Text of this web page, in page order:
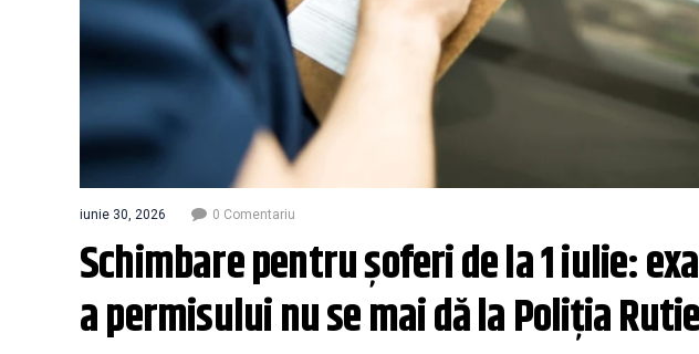
iunie 30, 2026 0 Comentariu
Schimbare pentru șoferi de la 1 iulie:
a permisului nu se mai dă la Poliția